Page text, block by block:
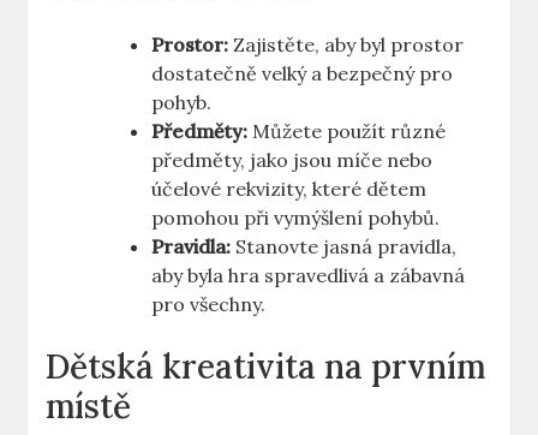
Prostor: Zajistěte, aby byl prostor
dostatečně velký a bezpečný pro
pohyb.
Předměty: Můžete použít různé
předměty, jako jsou míče nebo
účelové rekvizity, které dětem
pomohou při vymýšlení pohybů.
Pravidla: Stanovte jasná pravidla,
aby byla hra spravedlivá a zábavná
pro všechny.
Dětská kreativita na prvním
místě